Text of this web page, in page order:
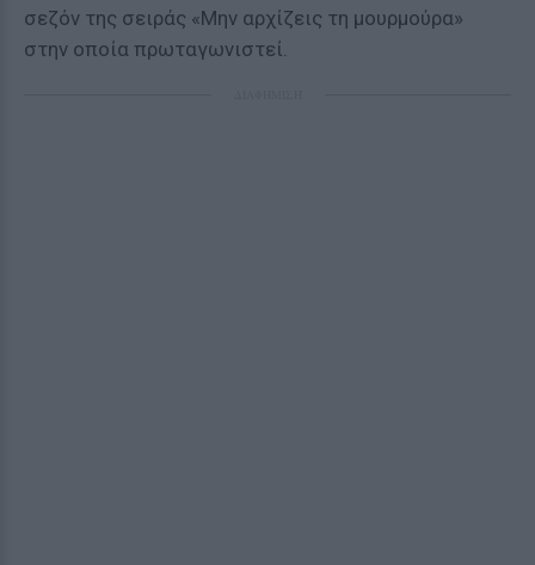
σεζόν της σειράς «Μην αρχίζεις τη μουρμούρα»
στην οποία πρωταγωνιστεί.